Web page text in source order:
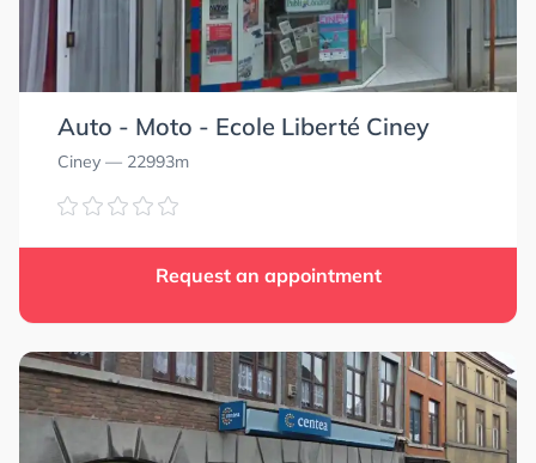
Auto - Moto - Ecole Liberté Ciney
Ciney — 22993m
Request an appointment